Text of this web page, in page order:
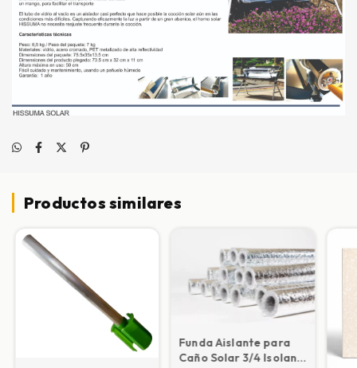
Productos similares
Funda Aislante para
Caño Solar 3/4 Isolant